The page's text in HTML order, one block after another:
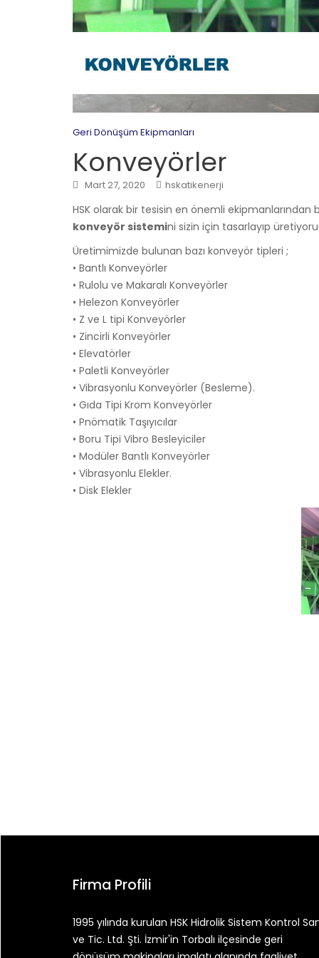
Geri Dönüşüm Ekipmanları
Konveyörler
Mart 27, 2020 hskatikenerji
HSK olarak bir tesisin en önemli
konveyör sistemini sizin için tasarlayıp
Üretimimizde bulunan bazı konveyör tipleri ;
• Bantlı Konveyörler
• Rulolu ve Makaralı Konveyörler
• Helezon Konveyörler
• Z ve L tipi Konveyörler
• Zincirli Konveyörler
• Elevatörler
• Paletli Konveyörler
• Vibrasyonlu Konveyörler (Besleme).
• Gıda Tipi Krom Konveyörler
• Pnömatik Taşıyıcılar
• Boru Tipi Vibro Besleyiciler
• Modüler Bantlı Konveyörler
• Vibrasyonlu Elekler.
• Disk Elekler
Firma Profili
1995 yılında kurulan HSK Hidrolik Sistem Kontrol
ve Tic. Ltd. Şti. İzmir'in Torbalı ilçesinde geri